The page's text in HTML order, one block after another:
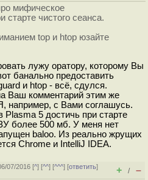
мифическое
старте чистого сеанса.
top и htop юзайте
лужу оратору, которому Вы
банально предоставить
и htop - всё, сдулся.
Ваш комментарий этим же
например, с Вами соглашусь.
Plasma 5 достичь при старте
более 500 мб. У меня нет
baloo. Из реально жрущих
Chrome и IntelliJ IDEA.
07/2016 [^] [^^] [^^^] [ответить]
+ / –